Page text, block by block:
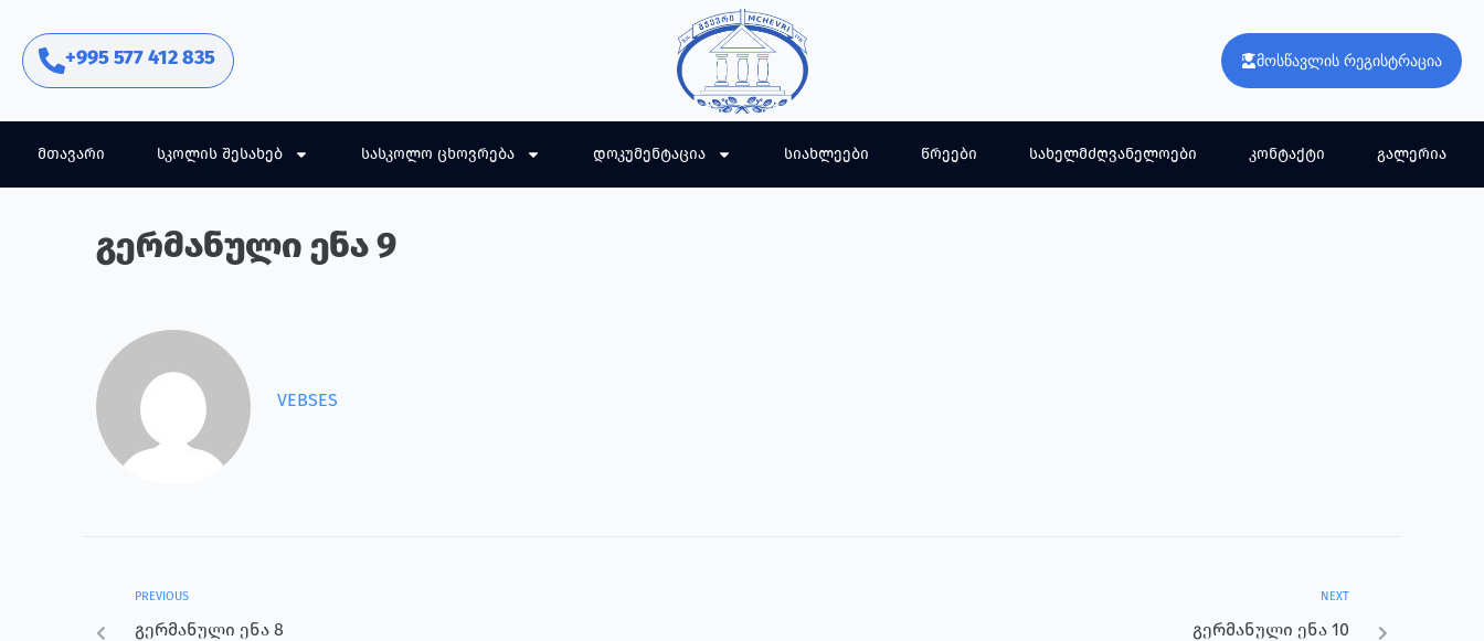
+995 577 412 835 მოსწავლის რეგისტრაცია
მთავარი სკოლის შესახებ სასკოლო ცხოვრება დოკუმენტაცია სიახლეები წრეები სახელმძღვანელოები კონტაქტი გალერია
გერმანული ენა 9
VEBSES
PREVIOUS
გერმანული ენა 8
NEXT
გერმანული ენა 10